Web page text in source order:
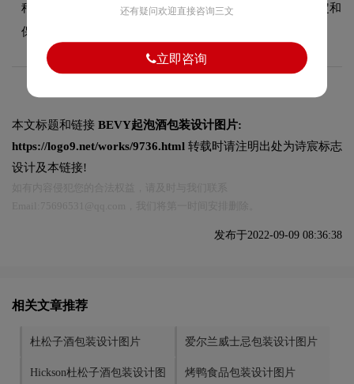
种纸、烫金、凹凸）影响整体档次，礼盒装需考虑内衬固定和
保护。
本文标题和链接 BEVY起泡酒包装设计图片:
https://logo9.net/works/9736.html 转载时请注明出处为诗宸标志
设计及本链接!
发布于2022-09-09 08:36:38
相关文章推荐
杜松子酒包装设计图片 爱尔兰威士忌包装设计图片
Hickson杜松子酒包装设计图
烤鸭食品包装设计图片
还有疑问欢迎直接咨询三文
立即咨询